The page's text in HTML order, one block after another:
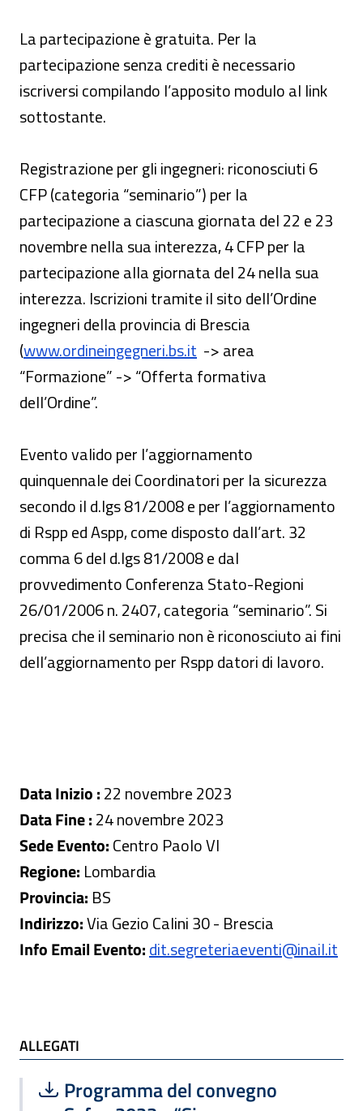
La partecipazione è gratuita. Per la
partecipazione senza crediti è necessario
iscriversi compilando l’apposito modulo al link
sottostante.
Registrazione per gli ingegneri: riconosciuti 6
CFP (categoria “seminario”) per la
partecipazione a ciascuna giornata del 22 e 23
novembre nella sua interezza, 4 CFP per la
partecipazione alla giornata del 24 nella sua
interezza. Iscrizioni tramite il sito dell’Ordine
ingegneri della provincia di Brescia
(www.ordineingegneri.bs.it -> area
“Formazione” -> “Offerta formativa
dell’Ordine”.
Evento valido per l’aggiornamento
quinquennale dei Coordinatori per la sicurezza
secondo il d.lgs 81/2008 e per l’aggiornamento
di Rspp ed Aspp, come disposto dall’art. 32
comma 6 del d.lgs 81/2008 e dal
provvedimento Conferenza Stato-Regioni
26/01/2006 n. 2407, categoria “seminario”. Si
precisa che il seminario non è riconosciuto ai fini
dell’aggiornamento per Rspp datori di lavoro.
Data Inizio :22 novembre 2023
Data Fine :24 novembre 2023
Sede Evento:Centro Paolo VI
Regione: Lombardia
Provincia: BS
Indirizzo:Via Gezio Calini 30 - Brescia
Info Email Evento:dit.segreteriaeventi@inail.it
ALLEGATI e TI POTREBBE INTERESSARE
ALLEGATI
Scarica file:
Programma del convegno
Formato PDF — Dimensione 526.48 kB